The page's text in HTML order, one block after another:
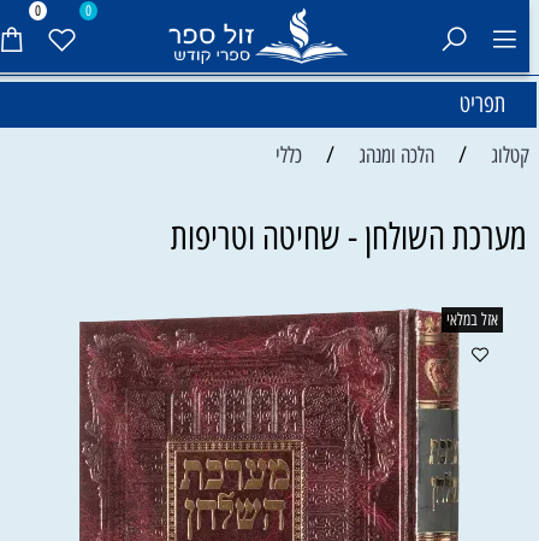
0 0
תפריט
קטלוג / הלכה ומנהג / כללי
מערכת השולחן - שחיטה וטריפות
אזל במלאי